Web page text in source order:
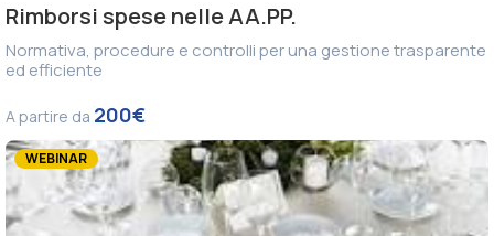
Rimborsi spese nelle AA.PP.
Normativa, procedure e controlli per una gestione trasparente
ed efficiente
A partire da 200€
WEBINAR